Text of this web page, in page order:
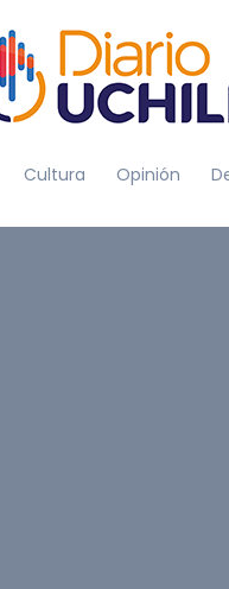
Cultura Opinión